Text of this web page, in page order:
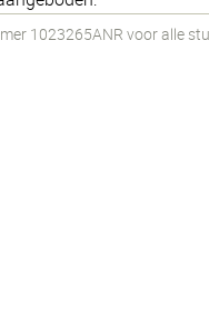
1023265ANR voor alle